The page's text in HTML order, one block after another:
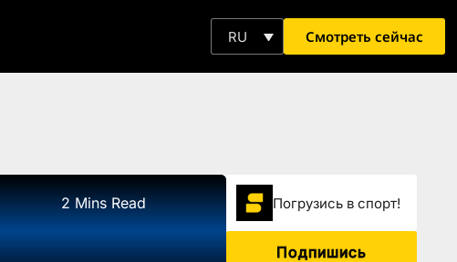
RU Смотреть сейчас
2 Mins Read Погрузиcь в спорт!
Подпишись